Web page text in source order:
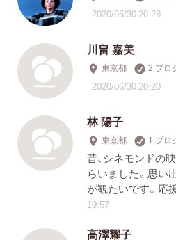
2020/06/30 20:28
川畠 嘉美
東京都 2 プロ
2020/06/30 20:20
林 陽子
東京都 1 プロ
昔、シネモンドの
らいました。思い
が観たいです。応
19:57
高澤耀子